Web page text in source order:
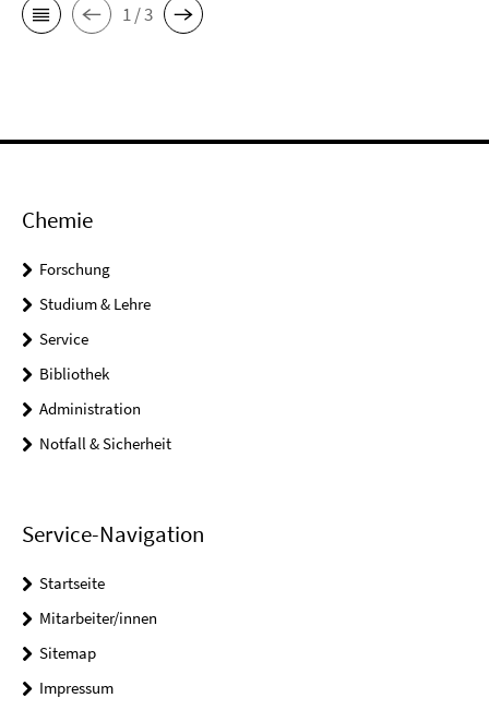
1 / 3
Chemie
Forschung
Studium & Lehre
Service
Bibliothek
Administration
Notfall & Sicherheit
Service-Navigation
Startseite
Mitarbeiter/innen
Sitemap
Impressum